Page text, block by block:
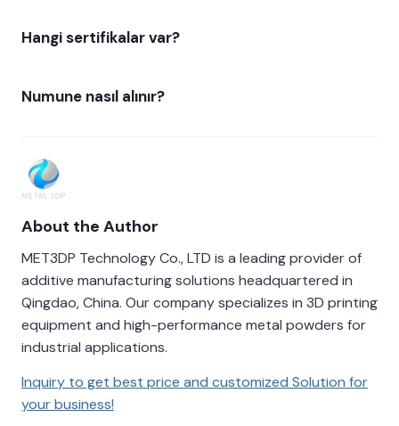
Hangi sertifikalar var?
Numune nasıl alınır?
About the Author
MET3DP Technology Co., LTD is a leading provider of
additive manufacturing solutions headquartered in
Qingdao, China. Our company specializes in 3D printing
equipment and high-performance metal powders for
industrial applications.
Inquiry to get best price and customized Solution for
your business!